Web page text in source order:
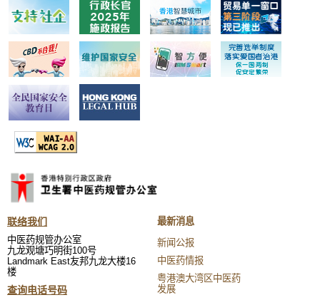
联络我们
中医药规管办公室
九龙观塘巧明街100号
Landmark East友邦九龙大楼16
楼
查询电话号码
最新消息
新闻公报
中医药情报
粤港澳大湾区中医药
发展